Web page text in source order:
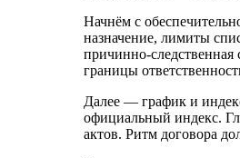
Начнём с
назначение, лимиты
границы
Далее — график и
официальный индекс.
актов. Ритм договора